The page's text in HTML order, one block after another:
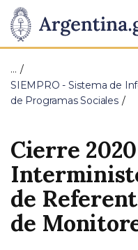
Presidencia
de
la
Pasar al contenido
…
SIEMPRO - Sistema de
de Programas Sociales
Cierre
de
de